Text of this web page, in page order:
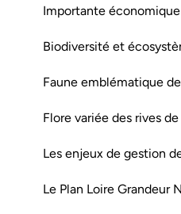
Importante
Biodiversité et
Faune emblématique
Flore variée des rives
Les enjeux de gestion
Le Plan Loire Grandeur